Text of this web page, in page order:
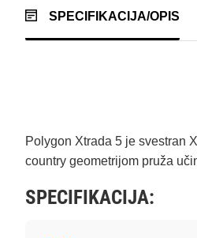
SPECIFIKACIJA/OPIS
Polygon Xtrada 5 je svestran
country geometrijom pruža
SPECIFIKACIJA: